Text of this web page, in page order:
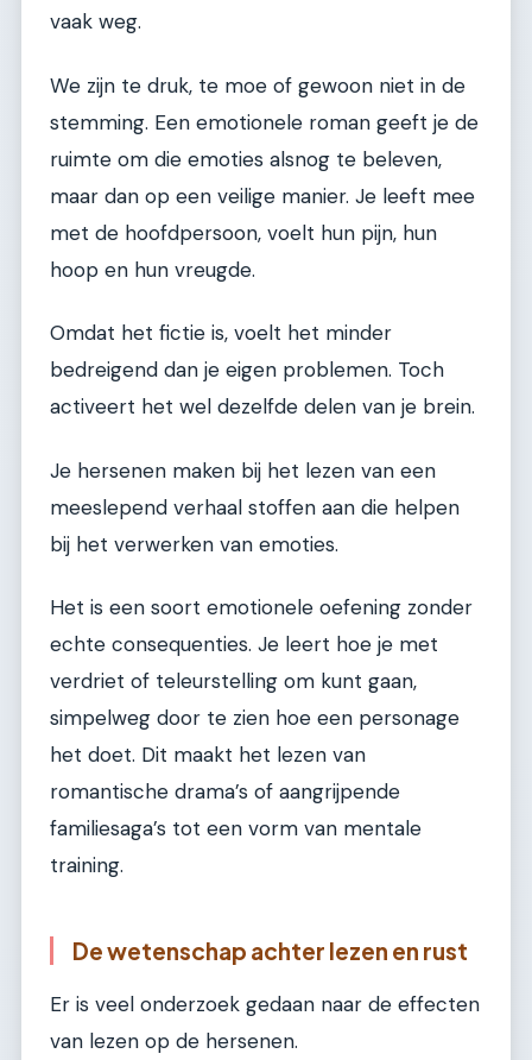
vaak weg.
We zijn te druk, te moe of gewoon niet in de
stemming. Een emotionele roman geeft je de
ruimte om die emoties alsnog te beleven,
maar dan op een veilige manier. Je leeft mee
met de hoofdpersoon, voelt hun pijn, hun
hoop en hun vreugde.
Omdat het fictie is, voelt het minder
bedreigend dan je eigen problemen. Toch
activeert het wel dezelfde delen van je brein.
Je hersenen maken bij het lezen van een
meeslepend verhaal stoffen aan die helpen
bij het verwerken van emoties.
Het is een soort emotionele oefening zonder
echte consequenties. Je leert hoe je met
verdriet of teleurstelling om kunt gaan,
simpelweg door te zien hoe een personage
het doet. Dit maakt het lezen van
romantische drama’s of aangrijpende
familiesaga’s tot een vorm van mentale
training.
De wetenschap achter lezen en rust
Er is veel onderzoek gedaan naar de effecten
van lezen op de hersenen.